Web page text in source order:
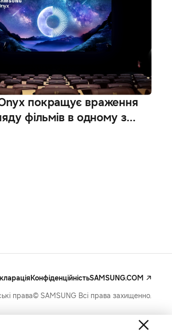
покращує враження
фільмів в одному з
кінотеатрів світу —
КонфіденційністьSAMSUNG.COM
права© SAMSUNG Всі права захищенно.